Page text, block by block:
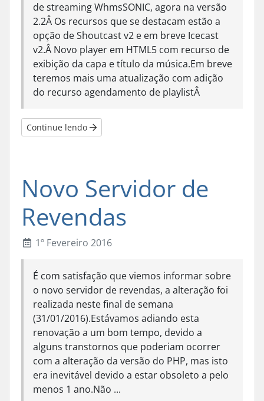
de streaming WhmsSONIC, agora na versão
2.2Â Os recursos que se destacam estão a
opção de Shoutcast v2 e em breve Icecast
v2.Â Novo player em HTML5 com recurso de
exibição da capa e título da música.Em breve
teremos mais uma atualização com adição
do recurso agendamento de playlistÂ
Continue lendo
Novo Servidor de
Revendas
1º Fevereiro 2016
É com satisfação que viemos informar sobre
o novo servidor de revendas, a alteração foi
realizada neste final de semana
(31/01/2016).Estávamos adiando esta
renovação a um bom tempo, devido a
alguns transtornos que poderiam ocorrer
com a alteração da versão do PHP, mas isto
era inevitável devido a estar obsoleto a pelo
menos 1 ano.Não ...